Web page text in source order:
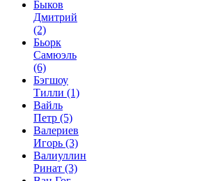
Быков
Дмитрий
(2)
Бьорк
Самюэль
(6)
Бэгшоу
Тилли (1)
Вайль
Петр (5)
Валериев
Игорь (3)
Валиуллин
Ринат (3)